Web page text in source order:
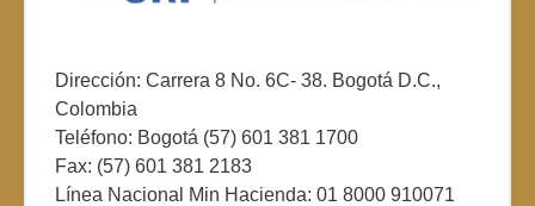
Dirección: Carrera 8 No. 6C- 38. Bogotá D.C.,
Colombia
Teléfono: Bogotá (57) 601 381 1700
Fax: (57) 601 381 2183
Línea Nacional Min Hacienda: 01 8000 910071